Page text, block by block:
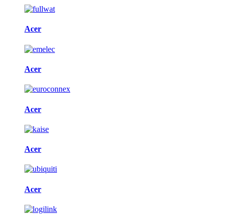
Acer
Acer
Acer
Acer
Acer